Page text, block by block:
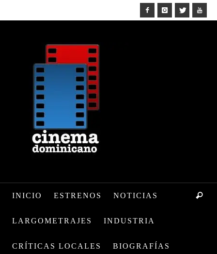
INICIO ESTRENOS NOTICIAS
LARGOMETRAJES INDUSTRIA
CRÍTICAS LOCALES BIOGRAFÍAS